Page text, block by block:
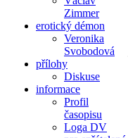
Zimmer
erotický démon
Veronika
Svobodová
přílohy
Diskuse
informace
Profil
časopisu
Loga DV